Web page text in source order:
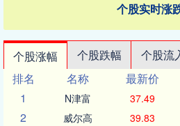
个股实时涨
个股涨幅 个股跌幅 个股流
排名
名称 最新价
1
N津富 37.49
2 威尔高 39.83